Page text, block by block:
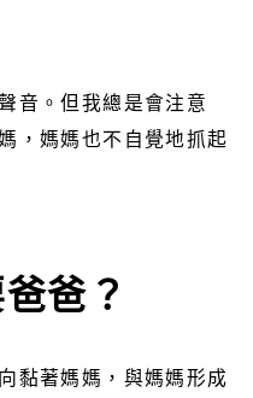
音。但我總是會注意
，媽媽也不自覺地抓起
爸？
黏著媽媽，與媽媽形成